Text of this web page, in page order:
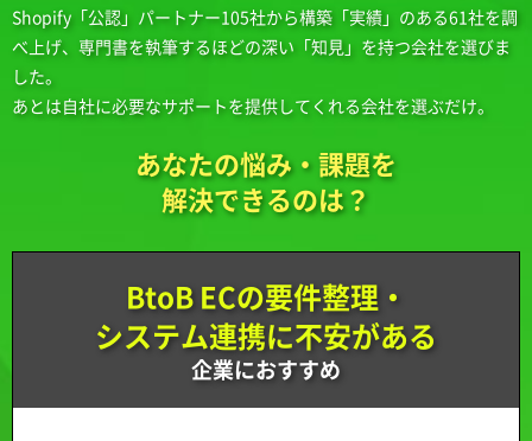
Shopify「公認」パートナー105社から構築「実績」のある61社を調
べ上げ、 専門書を執筆するほどの深い「知見」を持つ会社を選びま
した。
あとは自社に必要なサポートを提供してくれる会社を選ぶだけ。
あなたの悩み・課題を
解決できるのは？
BtoB ECの要件整理・
システム連携に不安がある
企業におすすめ